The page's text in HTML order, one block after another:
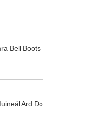
Bell Boots
Ard Do